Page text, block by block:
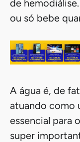
de
ou só bebe
A água é, de
atuando como
essencial para
super